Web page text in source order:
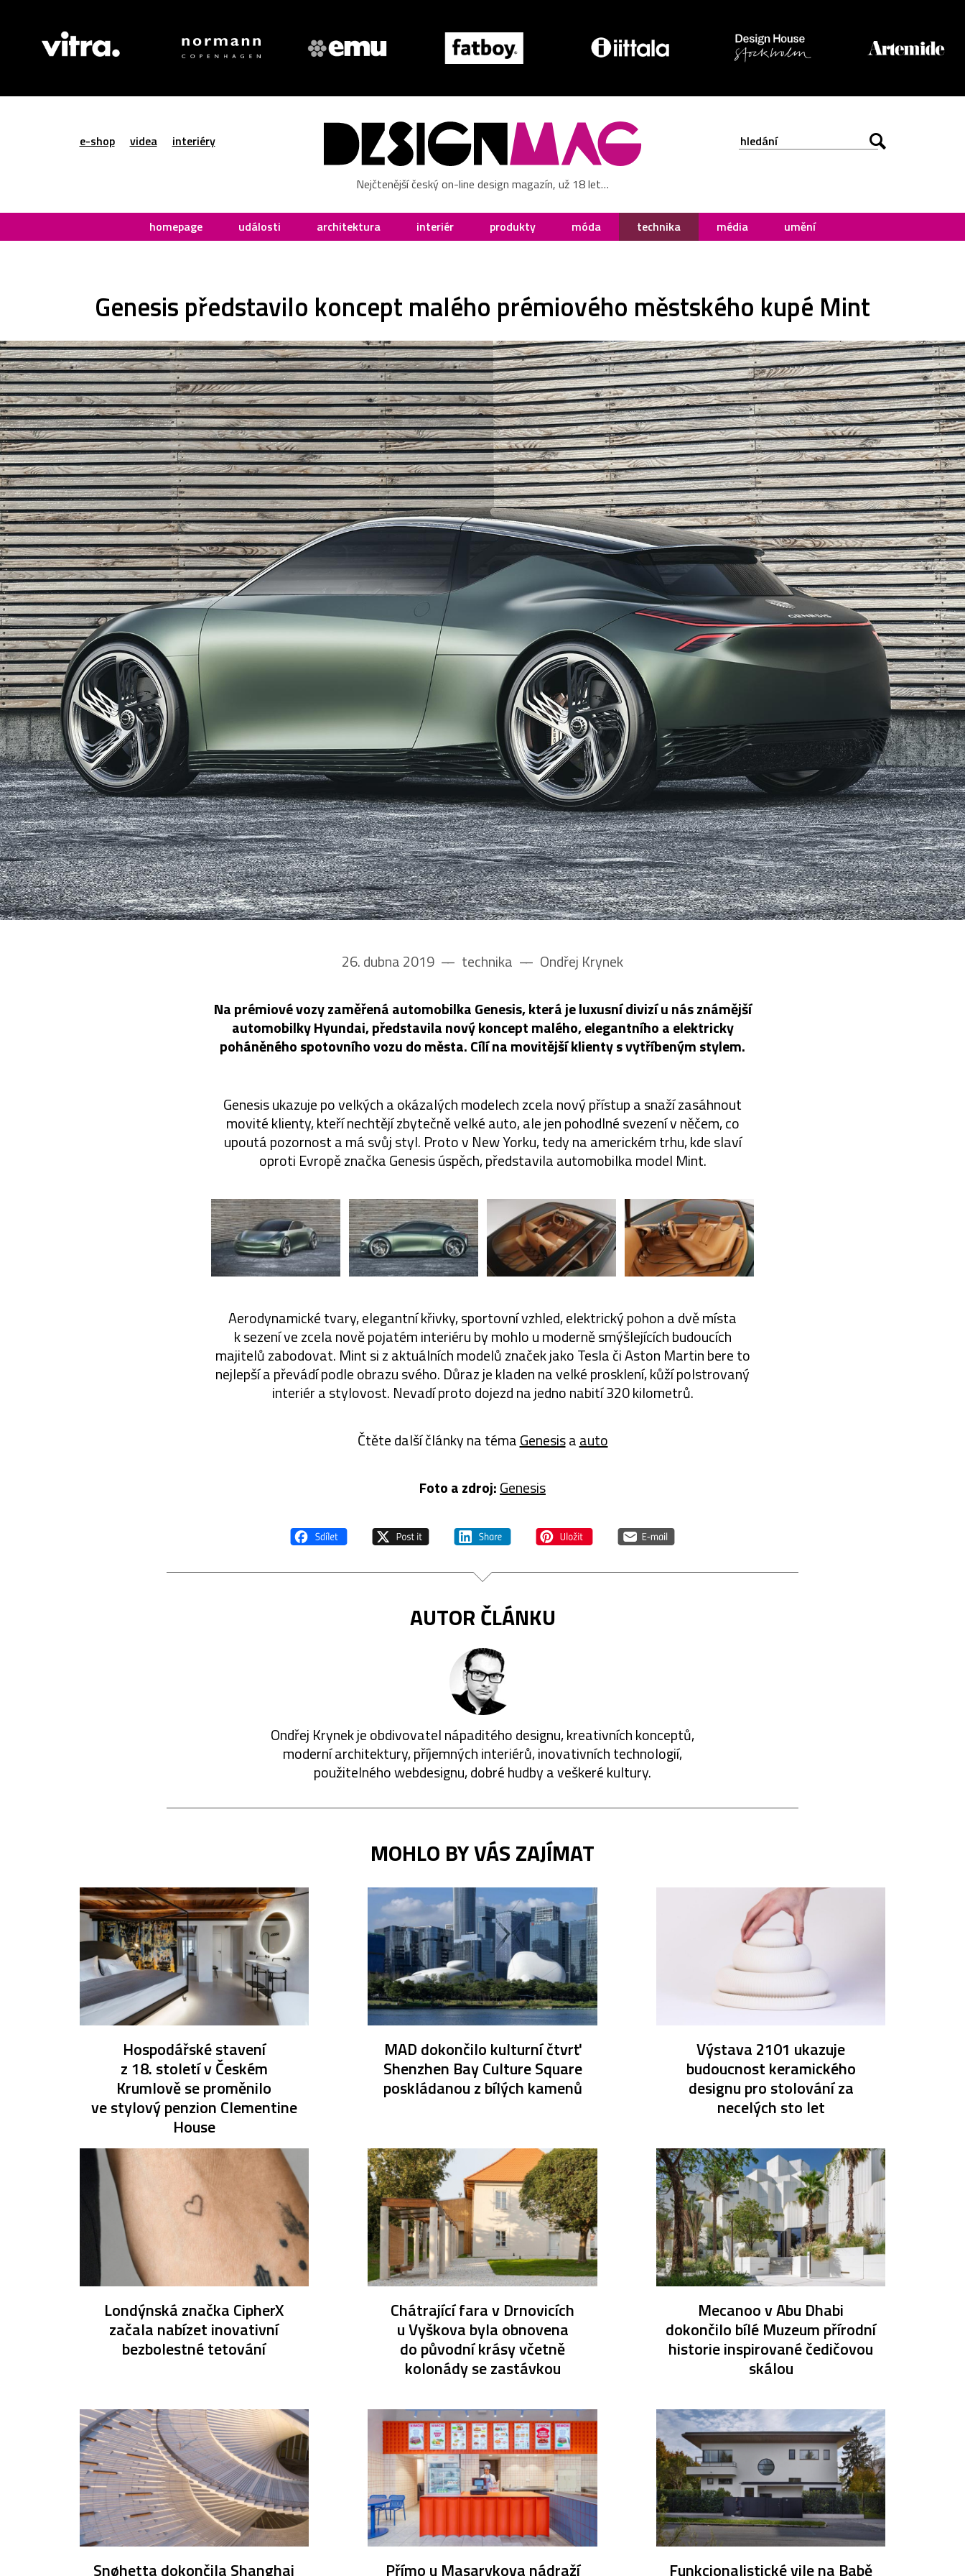
e-shop videa interiéry
Nejčtenější český on-line design magazín, už 18 let…
homepage události architektura interiér produkty móda technika média umění
Genesis představilo koncept malého prémiového městského kupé Mint
26. dubna 2019 –– technika –– Ondřej Krynek
Na prémiové vozy zaměřená automobilka Genesis, která je luxusní divizí u nás známější
automobilky Hyundai, představila nový koncept malého, elegantního a elektricky
poháněného spotovního vozu do města. Cílí na movitější klienty s vytříbeným stylem.
Genesis ukazuje po velkých a okázalých modelech zcela nový přístup a snaží zasáhnout
movité klienty, kteří nechtějí zbytečně velké auto, ale jen pohodlné svezení v něčem, co
upoutá pozornost a má svůj styl. Proto v New Yorku, tedy na americkém trhu, kde slaví
oproti Evropě značka Genesis úspěch, představila automobilka model Mint.
Aerodynamické tvary, elegantní křivky, sportovní vzhled, elektrický pohon a dvě místa
k sezení ve zcela nově pojatém interiéru by mohlo u moderně smýšlejících budoucích
majitelů zabodovat. Mint si z aktuálních modelů značek jako Tesla či Aston Martin bere to
nejlepší a převádí podle obrazu svého. Důraz je kladen na velké prosklení, kůží polstrovaný
interiér a stylovost. Nevadí proto dojezd na jedno nabití 320 kilometrů.
Čtěte další články na témaGenesisaauto
Foto a zdroj:Genesis
AUTOR ČLÁNKU
Ondřej Krynek je obdivovatel nápaditého designu, kreativních konceptů,
moderní architektury, příjemných interiérů, inovativních technologií,
použitelného webdesignu, dobré hudby a veškeré kultury.
MOHLO BY VÁS ZAJÍMAT
Hospodářské stavení
z 18. století v Českém
Krumlově se proměnilo
ve stylový penzion Clementine
House
MAD dokončilo kulturní čtvrť
Shenzhen Bay Culture Square
poskládanou z bílých kamenů
Výstava 2101 ukazuje
budoucnost keramického
designu pro stolování za
necelých sto let
Londýnská značka CipherX
začala nabízet inovativní
bezbolestné tetování
Chátrající fara v Drnovicích
u Vyškova byla obnovena
do původní krásy včetně
kolonády se zastávkou
Mecanoo v Abu Dhabi
dokončilo bílé Muzeum přírodní
historie inspirované čedičovou
skálou
Snøhetta dokončila Shanghai Přímo u Masarykova nádraží Funkcionalistické vile na Babě